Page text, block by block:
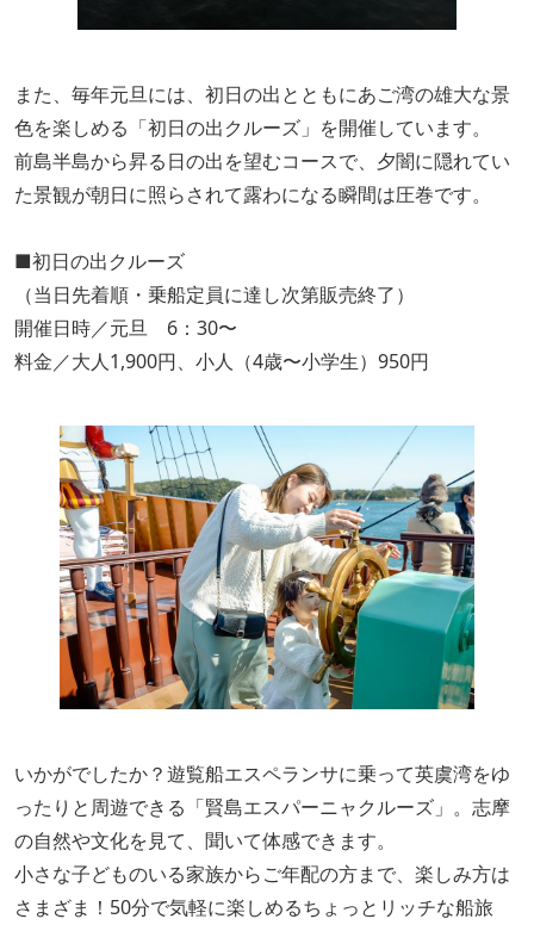
また、毎年元旦には、初日の出とともにあご湾の雄大な景
色を楽しめる「初日の出クルーズ」を開催しています。
前島半島から昇る日の出を望むコースで、夕闇に隠れてい
た景観が朝日に照らされて露わになる瞬間は圧巻です。
■初日の出クルーズ
（当日先着順・乗船定員に達し次第販売終了）
開催日時／元旦 6：30〜
料金／大人1,900円、小人（4歳〜小学生）950円
いかがでしたか？遊覧船エスペランサに乗って英虞湾をゆ
ったりと周遊できる「賢島エスパーニャクルーズ」。志摩
の自然や文化を見て、聞いて体感できます。
小さな子どものいる家族からご年配の方まで、楽しみ方は
さまざま！50分で気軽に楽しめるちょっとリッチな船旅